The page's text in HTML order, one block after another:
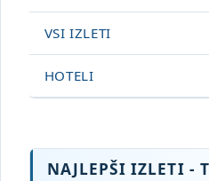
VSI IZLETI
HOTELI
NAJLEPŠI IZLETI -